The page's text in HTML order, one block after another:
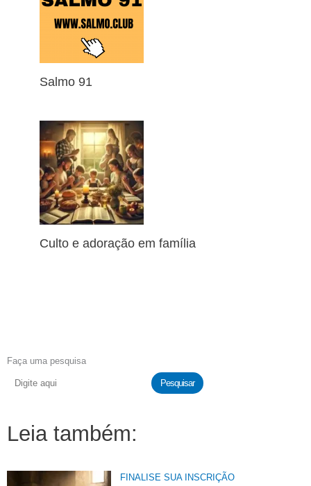
Salmo 91
Culto e adoração em família
Faça uma pesquisa
Pesquisar
Leia também:
FINALISE SUA INSCRIÇÃO